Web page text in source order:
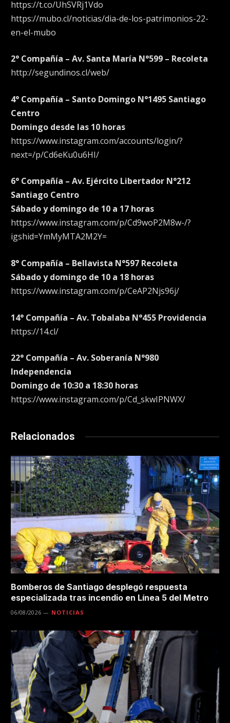
https://t.co/UhSVRj1Vdo
https://mubo.cl/noticias/dia-de-los-patrimonios-22-
en-el-mubo
2° Compañía – Av. Santa María N°599 – Recoleta
http://segundinos.cl/web/
4° Compañía – Santo Domingo N°1495 Santiago
Centro
Domingo desde las 10 horas
https://www.instagram.com/accounts/login/?
next=/p/Cd6eKu0u6HI/
6° Compañía – Av. Ejército Libertador N°212
Santiago Centro
Sábado y domingo de 10 a 17 horas
https://www.instagram.com/p/Cd9woP2M8w-/?
igshid=YmMyMTA2M2Y=
8° Compañía – Bellavista N°597 Recoleta
Sábado y domingo de 10 a 18 horas
https://www.instagram.com/p/CeAP2Njs96j/
14° Compañía – Av. Tobalaba N°455 Providencia
https://14.cl/
22° Compañía – Av. Soberanía N°980
Independencia
Domingo de 10:30 a 18:30 horas
https://www.instagram.com/p/Cd_skwIPNWX/
Relacionados
Bomberos de Santiago desplegó respuesta
especializada tras incendio en Línea 5 del Metro
06/08/2026 NOTICIAS